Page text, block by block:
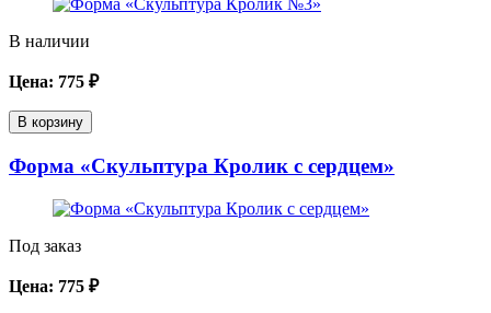
В наличии
Цена: 775 ₽
В корзину
Форма «Скульптура Кролик с сердцем»
Под заказ
Цена: 775 ₽